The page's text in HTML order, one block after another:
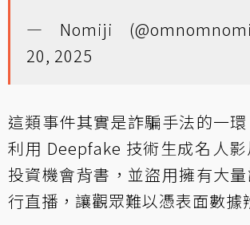
— Nomiji
20, 2025
這類事件其實是詐騙手法的一
利用 Deepfake 技術生成名人
投資機會背書，並盜用擁有大
行直播，讓觀眾難以憑表面數據